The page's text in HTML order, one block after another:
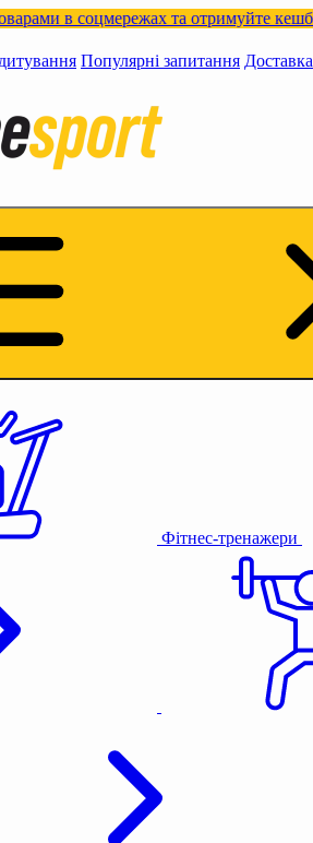
та отримуйте кешбек!
Популярні запитання Доставка
Фітнес-тренажери